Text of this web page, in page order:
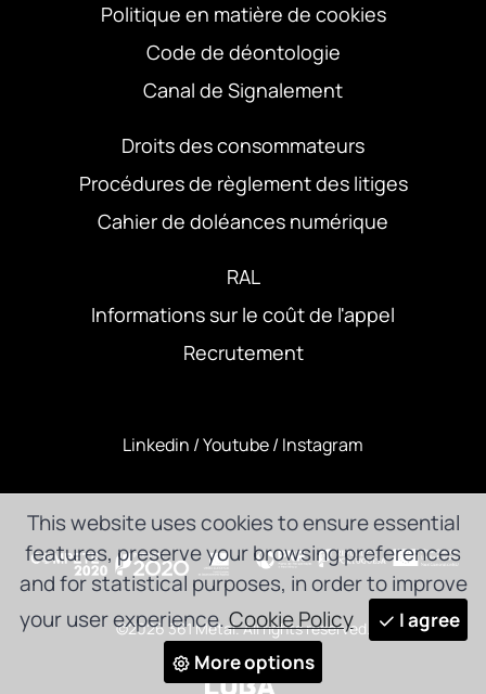
Politique en matière de cookies
Code de déontologie
Canal de Signalement
Droits des consommateurs
Procédures de règlement des litiges
Cahier de doléances numérique
RAL
Informations sur le coût de l'appel
Recrutement
Linkedin /Youtube/ Instagram
©2026 361 Metal. All rights reserved.
This website uses cookies to ensure essential
features, preserve your browsing preferences
and for statistical purposes, in order to improve
your user experience.Cookie Policy
I agree
More options